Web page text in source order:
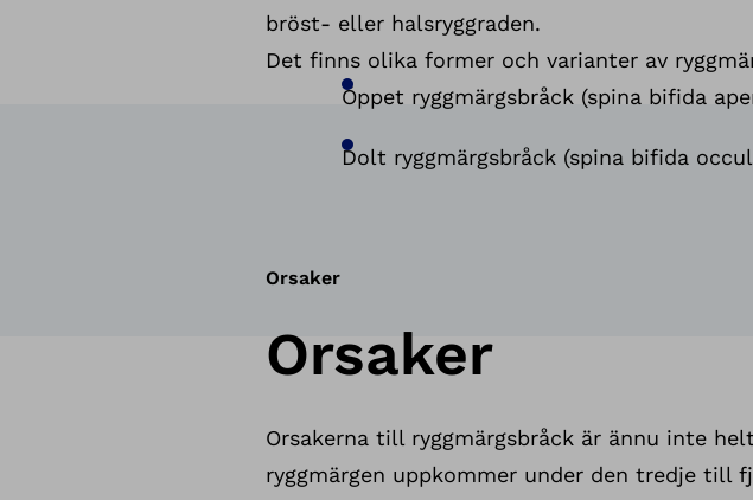
bröst- eller halsryggraden.
Det finns olika former och varianter av
Öppet ryggmärgsbråck (spina bifida
Dolt ryggmärgsbråck (spina bifida
Orsaker
Orsaker
Orsakerna till ryggmärgsbråck är ännu inte
ryggmärgen uppkommer under den tredje till